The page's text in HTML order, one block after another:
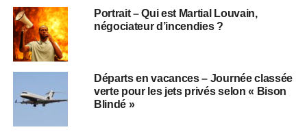
Portrait – Qui est Martial Louvain,
négociateur d’incendies ?
Départs en vacances – Journée classée
verte pour les jets privés selon « Bison
Blindé »